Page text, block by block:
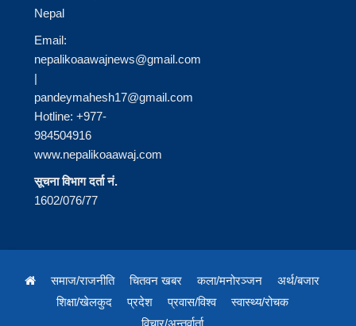
Nepal
Email:
nepalikoaawajnews@gmail.com
|
pandeymahesh17@gmail.com
Hotline: +977-
984504916
www.nepalikoaawaj.com
सूचना विभाग दर्ता नं.
1602/076/77
समाज/राजनीति चितवन खबर कला/मनोरञ्जन
अर्थ/बजार
शिक्षा/खेलकुद
प्रदेश प्रवास/विश्व
स्वास्थ्य/रोचक
विचार/अन्तर्वार्ता